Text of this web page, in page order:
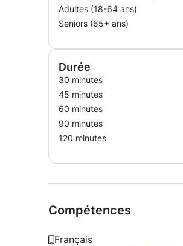
Adultes (18-64 ans)
Seniors (65+ ans)
Durée
30 minutes
45 minutes
60 minutes
90 minutes
120 minutes
Compétences
Français